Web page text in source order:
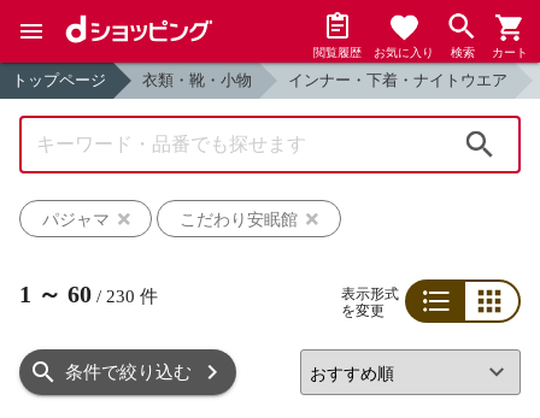
閲覧履歴 お気に入り 検索 カート
トップページ 衣類・靴・小物 インナー・下着・ナイトウエア
パジャマ
こだわり安眠館
1 ～ 60 / 230 件
表示形式
を変更
条件で絞り込む